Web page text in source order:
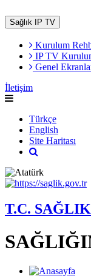
Sağlık IP TV
Kurulum
IP TV
Genel
İletişim
Türkçe
English
Site Haritası
T.C.